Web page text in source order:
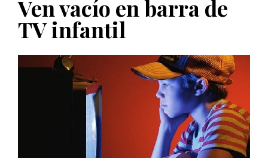
PUBLICADO EL 5 ENERO, 2023
Ven vacío en barra de
TV infantil